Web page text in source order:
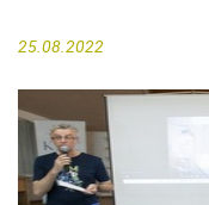
25.08.2022